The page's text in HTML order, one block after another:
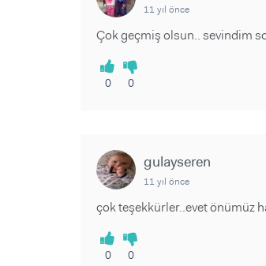
11 yıl önce
Çok geçmiş olsun.. sevindim
0 0
gulayseren
11 yıl önce
çok teşekkürler..evet önümüz
0 0